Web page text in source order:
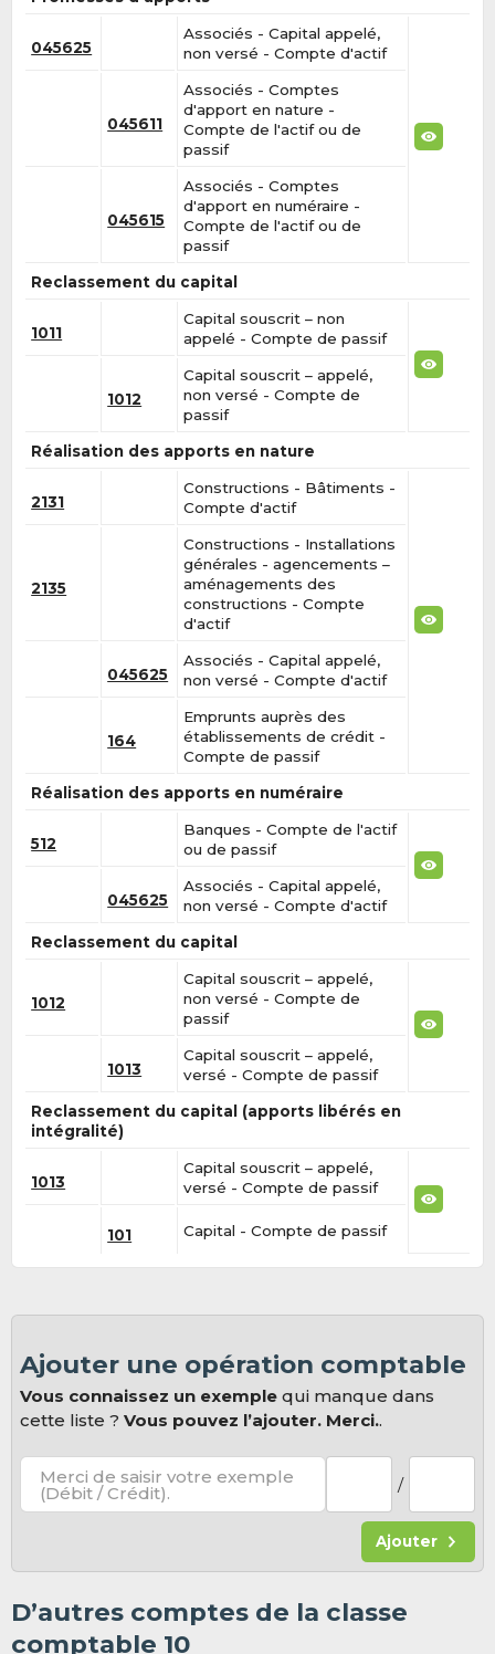
045625
Associés - Capital appelé,
non versé - Compte d'actif
045611
Associés - Comptes
d'apport en nature -
Compte de l'actif ou de
passif
045615
Associés - Comptes
d'apport en numéraire -
Compte de l'actif ou de
passif
Reclassement du capital
1011
Capital souscrit – non
appelé - Compte de passif
1012
Capital souscrit – appelé,
non versé - Compte de
passif
Réalisation des apports en nature
2131
Constructions - Bâtiments -
Compte d'actif
2135
Constructions - Installations
générales - agencements –
aménagements des
constructions - Compte
d'actif
045625
Associés - Capital appelé,
non versé - Compte d'actif
164
Emprunts auprès des
établissements de crédit -
Compte de passif
Réalisation des apports en numéraire
512
Banques - Compte de l'actif
ou de passif
045625
Associés - Capital appelé,
non versé - Compte d'actif
Reclassement du capital
1012
Capital souscrit – appelé,
non versé - Compte de
passif
1013
Capital souscrit – appelé,
versé - Compte de passif
Reclassement du capital (apports libérés en
intégralité)
1013
Capital souscrit – appelé,
versé - Compte de passif
101 Capital - Compte de passif
Ajouter une opération comptable
Vous connaissez un exemple qui manque dans
cette liste ?Vous pouvez l’ajouter. Merci..
Merci de saisir votre exemple
(Débit / Crédit). /
Ajouter
D’autres comptes de la classe
comptable 10